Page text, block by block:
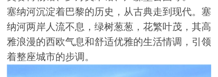
塞纳河沉淀着巴黎的历史，从古典走到现代。塞
纳河两岸人流不息，绿树葱葱，花繁叶茂，其高
雅浪漫的西欧气息和舒适优雅的生活情调，引领
着整座城市的步调。